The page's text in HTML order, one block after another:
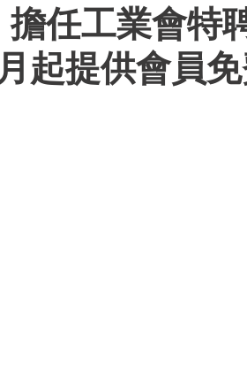
擔任工業會特
起提供會員